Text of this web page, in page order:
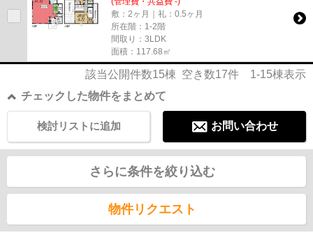
敷：2ヶ月｜礼：0.5ヶ月
所在階：1-2階
間取り：3LDK
面積：117.68㎡
該当公開件数15棟 空き数17件 1-15棟表示
チェックした物件をまとめて
お問い合わせ
検討リストに追加
さらに条件を絞り込む
物件リクエスト